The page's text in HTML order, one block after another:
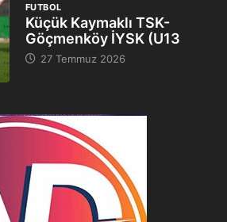
FUTBOL
Küçük Kaymaklı TSK-
Göçmenköy İYSK (U13
27 Temmuz 2026